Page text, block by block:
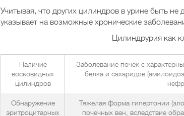
Учитывая, что других цилиндров в урине быть не
указывает на возможные хронические
Цилиндрурия как
Наличие
восковидных
цилиндров
Заболевание почек с
белка и сахаридов
Обнаружение
эритроцитарных
Тяжелая форма гипертонии
почечных вен, вследствие